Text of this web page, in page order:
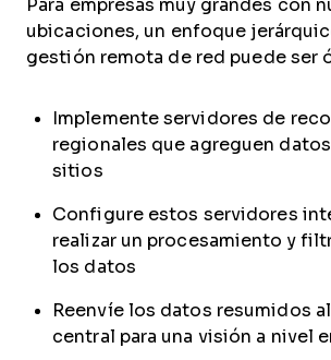
Para empresas muy grandes con
ubicaciones, un enfoque
gestión remota de red puede ser
Implemente servidores de
regionales que agreguen
sitios
Configure estos servidores
realizar un procesamiento y
los datos
Reenvíe los datos resumidos
central para una visión a nivel